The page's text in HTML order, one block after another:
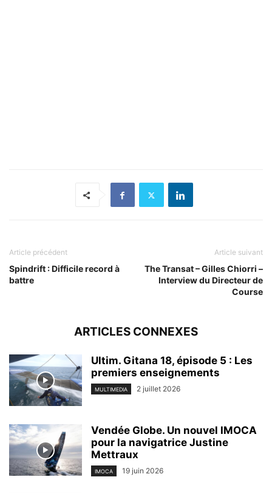
Article précédent
Spindrift : Difficile record à
battre
Article suivant
The Transat – Gilles Chiorri –
Interview du Directeur de
Course
ARTICLES CONNEXES
Ultim. Gitana 18, épisode 5 : Les
premiers enseignements
MULTIMEDIA 2 juillet 2026
Vendée Globe. Un nouvel IMOCA
pour la navigatrice Justine
Mettraux
IMOCA 19 juin 2026